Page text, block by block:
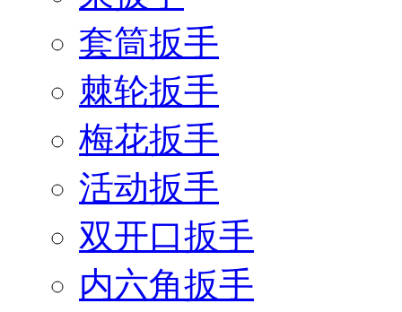
套筒扳手
棘轮扳手
梅花扳手
活动扳手
双开口扳手
内六角扳手